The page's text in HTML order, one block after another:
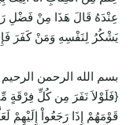
عِنْدَهُ قَالَ هَذَا مِنْ فَضْلِ
يَشْكُرُ لِنَفْسِهِ وَمَنْ كَفَرَ فَإِنَّ
بسم الله الرحمن الرحيم
{فَلَوْلاَ نَفَرَ مِن كُلِّ فِرْقَةٍ
قَوْمَهُمْ إِذَا رَجَعُواْ إِلَيْهِمْ